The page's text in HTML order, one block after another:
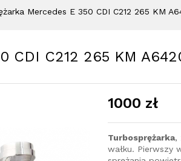
Mercedes E 350 CDI C212 265 KM
CDI C212 265 KM
1000 zł
Turbosprężarka,
wałku. Pierwszy